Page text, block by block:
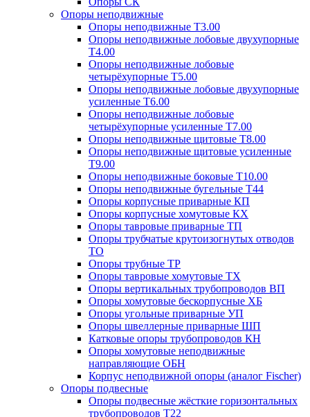
Опоры неподвижные
Опоры неподвижные Т3.00
Опоры неподвижные лобовые двухупорные
Т4.00
Опоры неподвижные лобовые
четырёхупорные Т5.00
Опоры неподвижные лобовые двухупорные
усиленные Т6.00
Опоры неподвижные лобовые
четырёхупорные усиленные Т7.00
Опоры неподвижные щитовые Т8.00
Опоры неподвижные щитовые усиленные
Т9.00
Опоры неподвижные боковые Т10.00
Опоры неподвижные бугельные Т44
Опоры корпусные приварные КП
Опоры корпусные хомутовые КХ
Опоры тавровые приварные ТП
Опоры трубчатые крутоизогнутых отводов
ТО
Опоры трубные ТР
Опоры тавровые хомутовые ТХ
Опоры вертикальных трубопроводов ВП
Опоры хомутовые бескорпусные ХБ
Опоры угольные приварные УП
Опоры швеллерные приварные ШП
Катковые опоры трубопроводов КН
Опоры хомутовые неподвижные
направляющие ОБН
Корпус неподвижной опоры (аналог Fischer)
Опоры подвесные
Опоры подвесные жёсткие горизонтальных
трубопроводов Т22